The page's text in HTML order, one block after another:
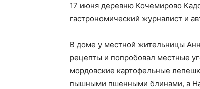
17 июня деревню Кочемирово
гастрономический журналист и
В доме у местной жительницы
рецепты и попробовал местные
мордовские картофельные
пышными пшенными блинами, а